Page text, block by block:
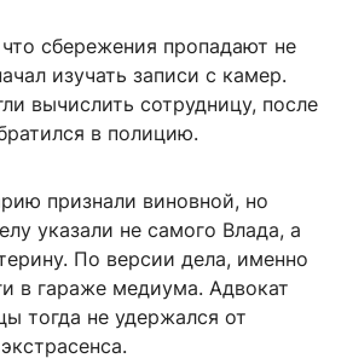
сбережения пропадают не
изучать записи с камер.
вычислить сотрудницу, после
в полицию.
признали виновной, но
указали не самого Влада, а
По версии дела, именно
в гараже медиума. Адвокат
тогда не удержался от